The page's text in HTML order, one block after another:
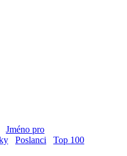
Jméno pro
Poslanci
Top 100